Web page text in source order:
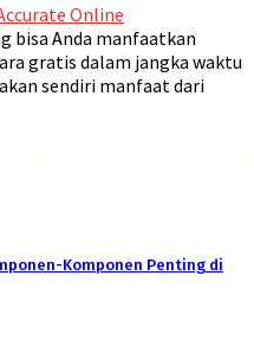
Online
bisa Anda manfaatkan
gratis dalam jangka waktu
sendiri manfaat dari
Komponen Penting di